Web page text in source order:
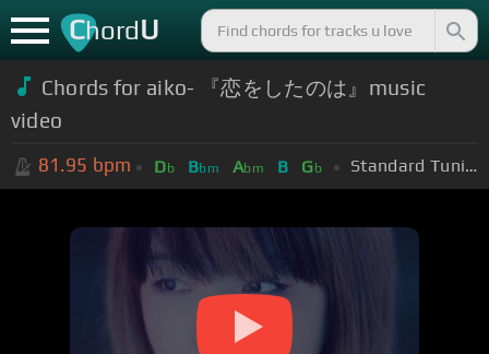
ChordU
Chords for aiko- 『恋をしたのは』music
video
81.95 bpm Db Bbm Abm B Gb Standard Tuning (EADGBE)